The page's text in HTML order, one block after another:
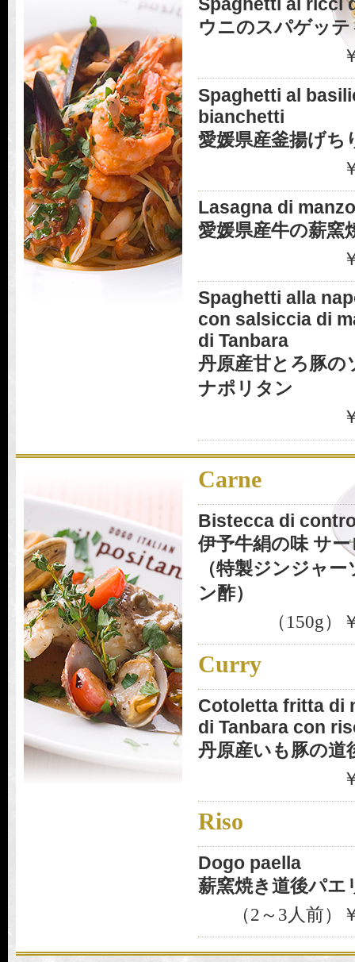
ウニのスパゲッテ
Spaghetti al
bianchetti
愛媛県産釜揚げち
Lasagna di
愛媛県産牛の薪窯
Spaghetti alla
con salsiccia di
di Tanbara
丹原産甘とろ豚の
ナポリタン
Carne
Bistecca di
伊予牛絹の味 サ
（特製ジンジャ
ン酢）
（150g）
Curry
Cotoletta fritta di
di Tanbara con
丹原産いも豚の道
Riso
Dogo paella
薪窯焼き道後パエ
（2～3人前）